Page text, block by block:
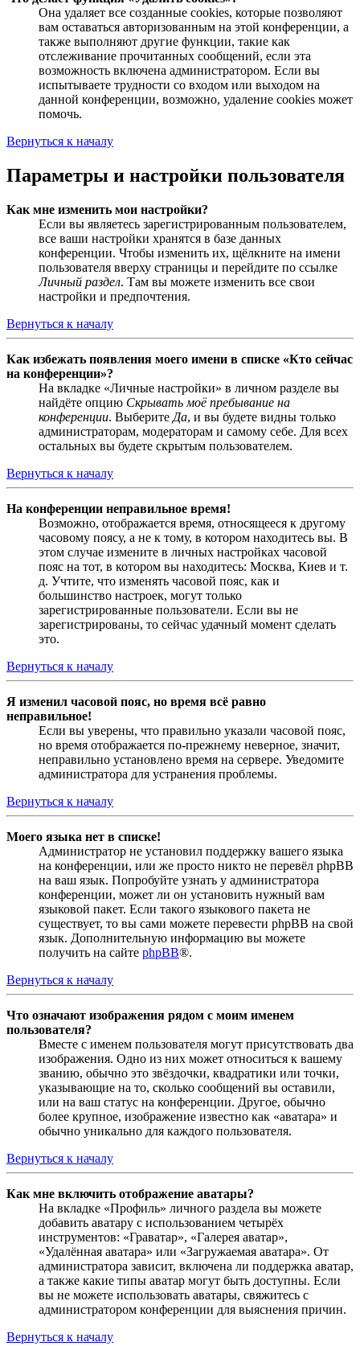
Она удаляет все созданные cookies, которые позволяют
вам оставаться авторизованным на этой конференции, а
также выполняют другие функции, такие как
отслеживание прочитанных сообщений, если эта
возможность включена администратором. Если вы
испытываете трудности со входом или выходом на
данной конференции, возможно, удаление cookies может
помочь.
Вернуться к началу
Параметры и настройки пользователя
Как мне изменить мои настройки?
Если вы являетесь зарегистрированным пользователем,
все ваши настройки хранятся в базе данных
конференции. Чтобы изменить их, щёлкните на имени
пользователя вверху страницы и перейдите по ссылке
Личный раздел. Там вы можете изменить все свои
настройки и предпочтения.
Вернуться к началу
Как избежать появления моего имени в списке «Кто сейчас
на конференции»?
На вкладке «Личные настройки» в личном разделе вы
найдёте опцию Скрывать моё пребывание на
конференции. Выберите Да, и вы будете видны только
администраторам, модераторам и самому себе. Для всех
остальных вы будете скрытым пользователем.
Вернуться к началу
На конференции неправильное время!
Возможно, отображается время, относящееся к другому
часовому поясу, а не к тому, в котором находитесь вы. В
этом случае измените в личных настройках часовой
пояс на тот, в котором вы находитесь: Москва, Киев и т.
д. Учтите, что изменять часовой пояс, как и
большинство настроек, могут только
зарегистрированные пользователи. Если вы не
зарегистрированы, то сейчас удачный момент сделать
это.
Вернуться к началу
Я изменил часовой пояс, но время всё равно
неправильное!
Если вы уверены, что правильно указали часовой пояс,
но время отображается по-прежнему неверное, значит,
неправильно установлено время на сервере. Уведомите
администратора для устранения проблемы.
Вернуться к началу
Моего языка нет в списке!
Администратор не установил поддержку вашего языка
на конференции, или же просто никто не перевёл phpBB
на ваш язык. Попробуйте узнать у администратора
конференции, может ли он установить нужный вам
языковой пакет. Если такого языкового пакета не
существует, то вы сами можете перевести phpBB на свой
язык. Дополнительную информацию вы можете
получить на сайте phpBB®.
Вернуться к началу
Что означают изображения рядом с моим именем
пользователя?
Вместе с именем пользователя могут присутствовать два
изображения. Одно из них может относиться к вашему
званию, обычно это звёздочки, квадратики или точки,
указывающие на то, сколько сообщений вы оставили,
или на ваш статус на конференции. Другое, обычно
более крупное, изображение известно как «аватара» и
обычно уникально для каждого пользователя.
Вернуться к началу
Как мне включить отображение аватары?
На вкладке «Профиль» личного раздела вы можете
добавить аватару с использованием четырёх
инструментов: «Граватар», «Галерея аватар»,
«Удалённая аватара» или «Загружаемая аватара». От
администратора зависит, включена ли поддержка аватар,
а также какие типы аватар могут быть доступны. Если
вы не можете использовать аватары, свяжитесь с
администратором конференции для выяснения причин.
Вернуться к началу